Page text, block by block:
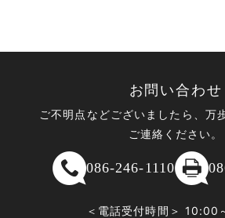
お問い合わせ
ご不明点などございましたら、万
ご連絡ください。
086-246-1110
＜電話受付時間＞ 10:00